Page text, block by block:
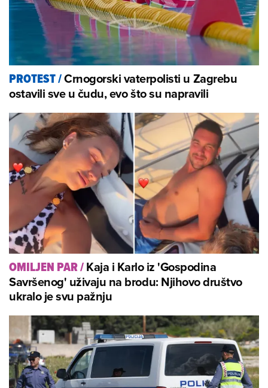
PROTEST/Crnogorski vaterpolisti u Zagrebu
ostavili sve u čudu, evo što su napravili
OMILJEN PAR/Kaja i Karlo iz 'Gospodina
Savršenog' uživaju na brodu: Njihovo društvo
ukralo je svu pažnju